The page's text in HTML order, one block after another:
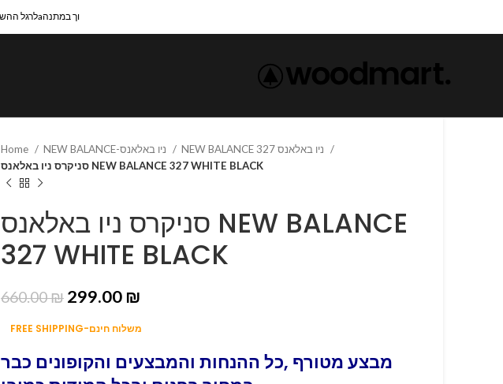
לרגל ההשקה קבלו בעמוד הצ'ק אאוט תיק שרaוך במתנה
Home
סניקרס ניו באלאנס NEW BALANCE 327 WHITE BLACK
סניקרס ניו באלאנס NEW BALANCE
327 WHITE BLACK
660.00₪ 299.00 ₪
FREE SHIPPING-משלוח חינם
מבצע מטורף ,כל ההנחות והמבצעים והקופונים כבר